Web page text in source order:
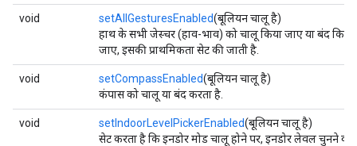
void setAllGesturesEnabled(बूलियन चालू है)
हाथ के सभी जेस्चर (हाव-भाव) को चालू किया जाए या बंद किया
जाए, इसकी प्राथमिकता सेट की जाती है.
void setCompassEnabled(बूलियन चालू है)
कंपास को चालू या बंद करता है.
void setIndoorLevelPickerEnabled(बूलियन चालू है)
सेट करता है कि इनडोर मोड चालू होने पर, इनडोर लेवल चुनने